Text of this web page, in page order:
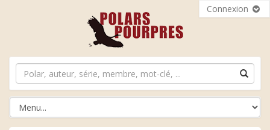
Connexion